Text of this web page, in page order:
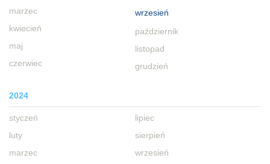
marzec
kwiecień
maj
czerwiec
wrzesień
październik
listopad
grudzień
2024
styczeń
luty
marzec
lipiec
sierpień
wrzesień